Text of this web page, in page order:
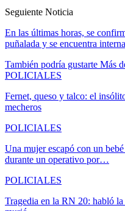
Seguiente Noticia
En las últimas horas, se
puñalada y se encuentra
También podría gustarte Más
POLICIALES
Fernet, queso y talco: el
mecheros
POLICIALES
Una mujer escapó con un
durante un operativo por…
POLICIALES
Tragedia en la RN 20: habló